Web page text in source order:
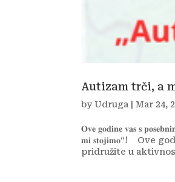
Autizam trči, a
byUdruga |Mar 24,
𝐎𝐯𝐞 𝐠𝐨𝐝𝐢𝐧𝐞 𝐯𝐚𝐬 𝐬
𝐦𝐢 𝐬𝐭𝐨𝐣𝐢𝐦𝐨“! ⁣ ⁣ ⁣ Ove
pridružite u